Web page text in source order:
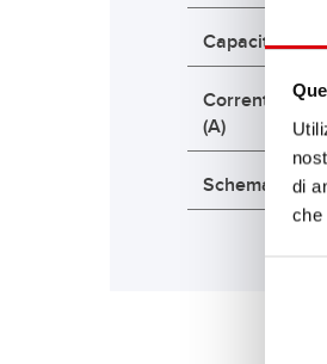
di
che
Capacità K10
Corrente di
(A)
Schema